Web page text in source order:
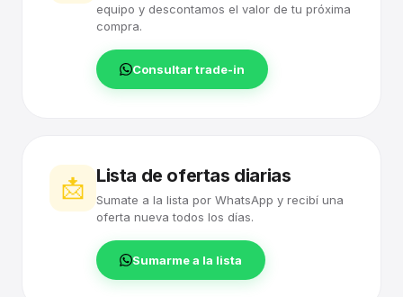
equipo y descontamos el valor de tu próxima
compra.
Consultar trade-in
📩 Lista de ofertas diarias
Sumate a la lista por WhatsApp y recibí una
oferta nueva todos los días.
Sumarme a la lista